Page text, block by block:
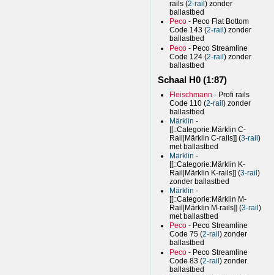
rails (2-rail) zonder
ballastbed
Peco - Peco Flat Bottom
Code 143 (2-rail) zonder
ballastbed
Peco - Peco Streamline
Code 124 (2-rail) zonder
ballastbed
Schaal H0 (1:87)
Fleischmann - Profi rails
Code 110 (2-rail) zonder
ballastbed
Märklin -
[[::Categorie:Märklin C-
Rail|Märklin C-rails]] (3-rail)
met ballastbed
Märklin -
[[::Categorie:Märklin K-
Rail|Märklin K-rails]] (3-rail)
zonder ballastbed
Märklin -
[[::Categorie:Märklin M-
Rail|Märklin M-rails]] (3-rail)
met ballastbed
Peco - Peco Streamline
Code 75 (2-rail) zonder
ballastbed
Peco - Peco Streamline
Code 83 (2-rail) zonder
ballastbed